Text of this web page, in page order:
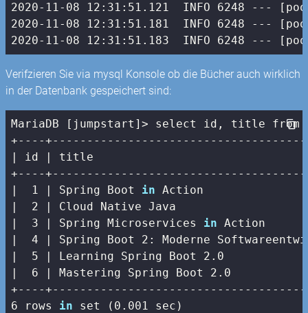
2020-11-08 12 : 31 : 51.121
  INFO
6248 ---
2020-11-08 12 : 31 : 51.181
  INFO
6248 ---
2020-11-08 12 : 31 : 51.183
  INFO
6248 ---
Verifzieren Sie via mysql Konsole ob die Bücher auch wirklich
in der Datenbank gespeichert sind:
MariaDB [jumpstart]> select id, title from
| id |
+----
|
1 | Spring Boot in Action
|  2 |
Cloud
|
3 | Spring Microservices in Action
|  4 |
Spring Boot 2 : Moderne
|
5
| Learning Spring Boot 2.0
|  6 |
Mastering Spring Boot 2.0
+----
6 rows in set (0.001 sec)